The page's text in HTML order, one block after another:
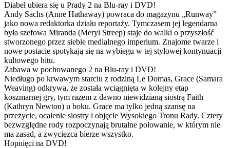
Diabeł ubiera się u Prady 2 na Blu-ray i DVD!
Andy Sachs (Anne Hathaway) powraca do magazynu „Runway”
jako nowa redaktorka działu reportaży. Tymczasem jej legendarna
była szefowa Miranda (Meryl Streep) staje do walki o przyszłość
stworzonego przez siebie medialnego imperium. Znajome twarze i
nowe postacie spotykają się na wybiegu w tej stylowej kontynuacji
kultowego hitu.
Zabawa w pochowanego 2 na Blu-ray i DVD!
Niedługo po krwawym starciu z rodziną Le Domas, Grace (Samara
Weaving) odkrywa, że została wciągnięta w kolejny etap
koszmarnej gry, tym razem z dawno niewidzianą siostrą Faith
(Kathryn Newton) u boku. Grace ma tylko jedną szansę na
przeżycie, ocalenie siostry i objęcie Wysokiego Tronu Rady. Cztery
bezwzględne rody rozpoczynają brutalne polowanie, w którym nie
ma zasad, a zwycięzca bierze wszystko.
Hopnięci na DVD!